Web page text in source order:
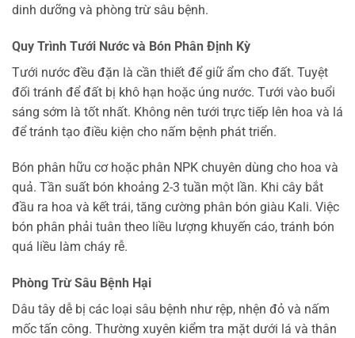
dinh dưỡng và phòng trừ sâu bệnh.
Quy Trình Tưới Nước và Bón Phân Định Kỳ
Tưới nước đều đặn là cần thiết để giữ ẩm cho đất. Tuyệt
đối tránh để đất bị khô hạn hoặc úng nước. Tưới vào buổi
sáng sớm là tốt nhất. Không nên tưới trực tiếp lên hoa và lá
để tránh tạo điều kiện cho nấm bệnh phát triển.
Bón phân hữu cơ hoặc phân NPK chuyên dùng cho hoa và
quả. Tần suất bón khoảng 2-3 tuần một lần. Khi cây bắt
đầu ra hoa và kết trái, tăng cường phân bón giàu Kali. Việc
bón phân phải tuân theo liều lượng khuyến cáo, tránh bón
quá liều làm cháy rễ.
Phòng Trừ Sâu Bệnh Hại
Dâu tây dễ bị các loại sâu bệnh như rệp, nhện đỏ và nấm
mốc tấn công. Thường xuyên kiểm tra mặt dưới lá và thân